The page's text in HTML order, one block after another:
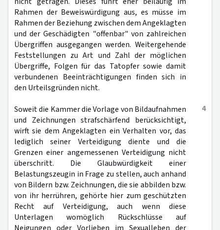
Rahmen der Beweiswürdigung aus, es müsse im
Rahmen der Beziehung zwischen dem Angeklagten
und der Geschädigten "offenbar" von zahlreichen
Übergriffen ausgegangen werden. Weitergehende
Feststellungen zu Art und Zahl der möglichen
Übergriffe, Folgen für das Tatopfer sowie damit
verbundenen Beeinträchtigungen finden sich in
den Urteilsgründen nicht.
4
Soweit die Kammer die Vorlage von Bildaufnahmen
und Zeichnungen strafschärfend berücksichtigt,
wirft sie dem Angeklagten ein Verhalten vor, das
lediglich seiner Verteidigung diente und die
Grenzen einer angemessenen Verteidigung nicht
überschritt. Die Glaubwürdigkeit einer
Belastungszeugin in Frage zu stellen, auch anhand
von Bildern bzw. Zeichnungen, die sie abbilden bzw.
von ihr herrühren, gehörte hier zum geschützten
Recht auf Verteidigung, auch wenn diese
Unterlagen womöglich Rückschlüsse auf